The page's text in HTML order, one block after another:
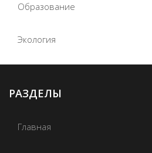
Образование
Экология
РАЗДЕЛЫ
Главная